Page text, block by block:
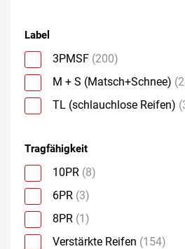
Label
3PMSF (200)
M + S (Matsch+Schnee)
TL (schlauchlose Reifen)
Tragfähigkeit
10PR (8)
6PR (3)
8PR (1)
Verstärkte Reifen (154)